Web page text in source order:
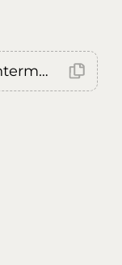
Error: (intermediate value)(intermediate value)(intermediate value).replaceAll is not a function